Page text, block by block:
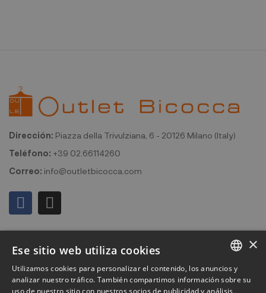
Dirección: Piazza della Trivulziana, 6 - 20126 Milano (Italy)
Teléfono: +39 02.66114260
Correo: info@outletbicocca.com
Suscribirse al boletín de noticias
ITALIAN
×
Ese sitio web utiliza cookies
Utilizamos cookies para personalizar el contenido, los anuncios y
analizar nuestro tráfico. También compartimos información sobre su
uso de nuestro sitio con nuestros socios de publicidad y análisis,